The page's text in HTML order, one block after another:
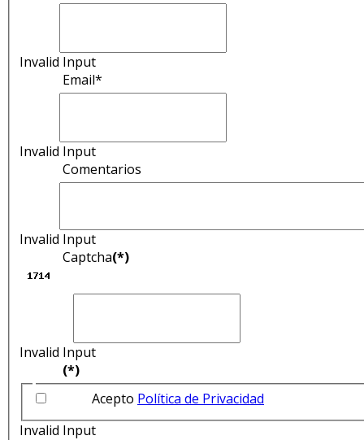
Invalid Input
Email*
Invalid Input
Comentarios
Invalid Input
Captcha(*)
Invalid Input
(*)
Acepto Política de Privacidad
Invalid Input